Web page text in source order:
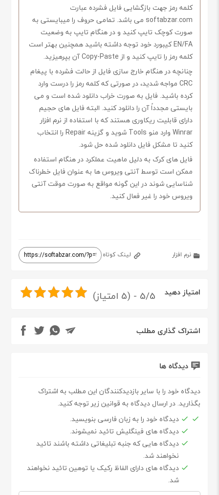
کلمه رمز جهت بازگشایی فایل فشرده عبارت
softabzar.com می باشد. تمامی حروف را میبایستی به
صورت کوچک تایپ کنید و در هنگام تایپ به وضعیت
EN/FA کیبورد خود توجه داشته باشید همچنین بهتر است
کلمه رمز را تایپ کنید و از Copy-Paste آن بپرهیزید.
چنانچه در هنگام خارج سازی فایل از حالت فشرده با پیغام
CRC مواجه شدید، در صورتی که کلمه رمز را درست وارد
کرده باشید. فایل به صورت خراب دانلود شده است و می
بایستی مجدداً آن را دانلود کنید. البته فایل های حجیم
دارای قابلیت ریکاوری هستند که با استفاده از نرم افزار
Winrar وارد منو Tools شوید و گزینه Repair را انتخاب
کنید تا مشکل فایل دانلود شده حل شود.
فایل های کرک به دلیل ماهیت عملکرد در هنگام استفاده
ممکن است توسط آنتی ویروس ها به عنوان فایل خطرناک
شناسایی شوند در این گونه مواقع به صورت موقت آنتی
ویروس خود را غیر فعال کنید.
نرم افزار لینک کوتاه
امتیاز دهید 5/5 - (5 امتیاز)
اشتراک گذاری مطلب
دیدگاه ها
دیدگاه خود را با سایر بازدیدکنندگان این مطلب به اشتراک
بگذارید. در ارسال دیدگاه به قوانین زیر توجه کنید.
دیدگاه خود را به زبان فارسی بنویسید.
دیدگاه های فینگلیش تائید نمیشوند.
دیدگاه هایی که جنبه تبلیغاتی داشته باشند تائید
نخواهند شد.
دیدگاه های دارای الفاظ رکیک یا توهین تائید نخواهند
شد.